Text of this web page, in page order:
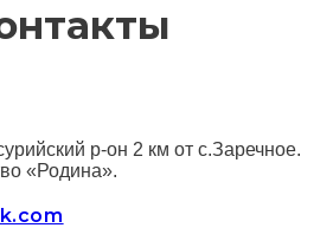
р-он 2 км от с.Заречное.
«Родина».